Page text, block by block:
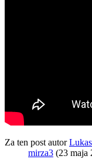
Za ten post autor
mirza3 (23 maja